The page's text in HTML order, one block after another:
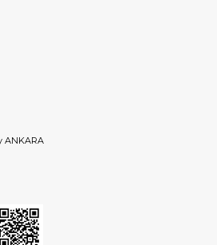
ANKARA